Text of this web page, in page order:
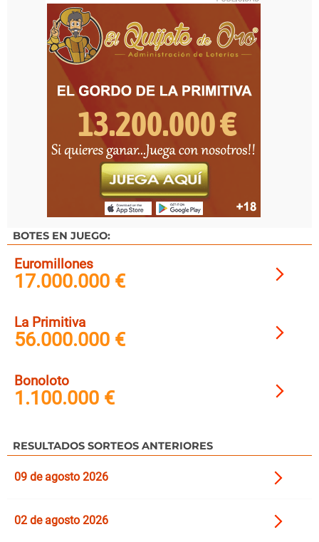
BOTES EN JUEGO:
Euromillones
17.000.000 €
La Primitiva
56.000.000 €
Bonoloto
1.100.000 €
RESULTADOS SORTEOS ANTERIORES
09 de agosto 2026
02 de agosto 2026